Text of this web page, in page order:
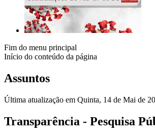
Fim do menu principal
Início do conteúdo da página
Assuntos
Última atualização em Quinta, 14 de Mai de
Transparência - Pesquisa